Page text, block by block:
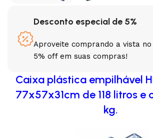
Desconto especial de 5%
Aproveite comprando a vista
5% off em suas compras!
Caixa plástica empilhável
77x57x31cm de 118 litros e
kg.